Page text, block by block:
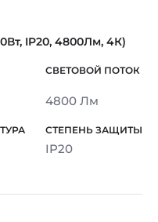
IP20, 4800Лм, 4К)
4800 Лм
IP20